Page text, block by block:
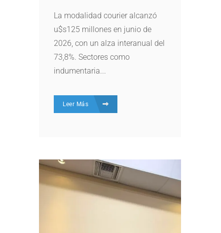
La modalidad courier alcanzó
u$s125 millones en junio de
2026, con un alza interanual del
73,8%. Sectores como
indumentaria...
Leer Más